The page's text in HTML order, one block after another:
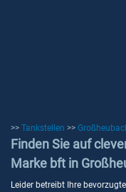
>> Tankstellen >>
Finden Sie auf
Marke bft in
Leider betreibt Ihre